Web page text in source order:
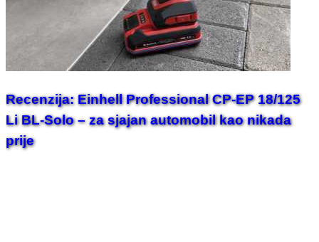
Recenzija: Einhell Professional CP-EP 18/125
Li BL-Solo – za sjajan automobil kao nikada
prije